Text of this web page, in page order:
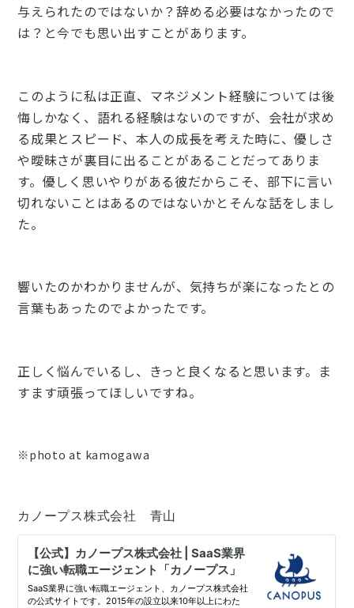
与えられたのではないか？辞める必要はなかったので
は？と今でも思い出すことがあります。
このように私は正直、マネジメント経験については後
悔しかなく、語れる経験はないのですが、会社が求め
る成果とスピード、本人の成長を考えた時に、優しさ
や曖昧さが裏目に出ることがあることだってありま
す。優しく思いやりがある彼だからこそ、部下に言い
切れないことはあるのではないかとそんな話をしまし
た。
響いたのかわかりませんが、気持ちが楽になったとの
言葉もあったのでよかったです。
正しく悩んでいるし、きっと良くなると思います。ま
すます頑張ってほしいですね。
※photo at kamogawa
カノープス株式会社 青山